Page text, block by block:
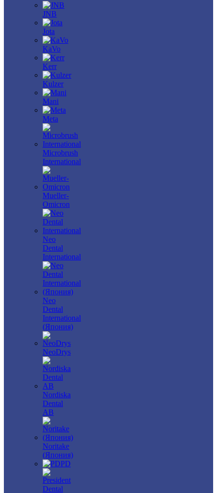
JNB
Jota
KaVo
Kerr
Kulzer
Mani
Meta
Microbrush
International
Mueller-
Omicron
Neo
Dental
International
Neo
Dental
International
(Япония)
NeoDrys
Nordiska
Dental
AB
Noritake
(Япония)
PD